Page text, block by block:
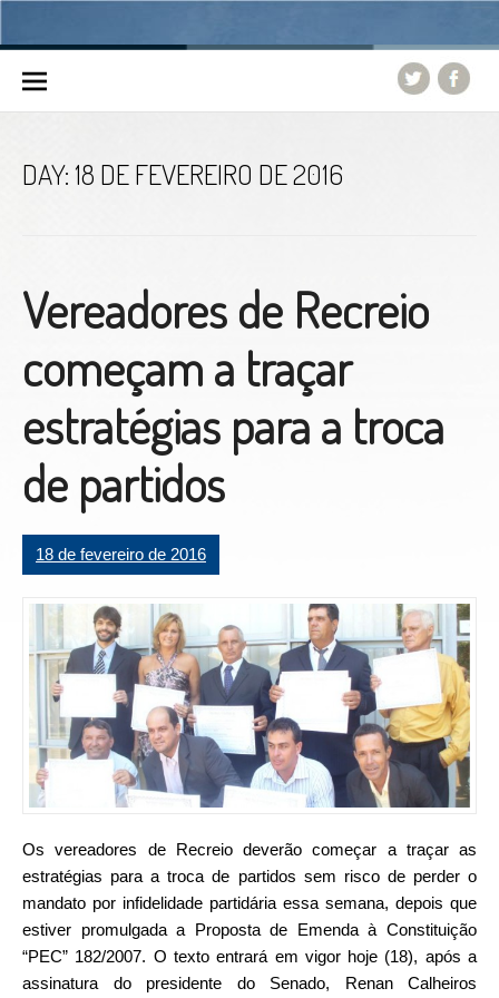
DAY: 18 DE FEVEREIRO DE 2016
Vereadores de Recreio
começam a traçar
estratégias para a troca
de partidos
18 de fevereiro de 2016
Os vereadores de Recreio deverão começar a traçar as
estratégias para a troca de partidos sem risco de perder o
mandato por infidelidade partidária essa semana, depois que
estiver promulgada a Proposta de Emenda à Constituição
“PEC” 182/2007. O texto entrará em vigor hoje (18), após a
assinatura do presidente do Senado, Renan Calheiros